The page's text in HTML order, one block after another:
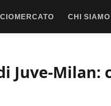
CHI SIAMO
Milan: